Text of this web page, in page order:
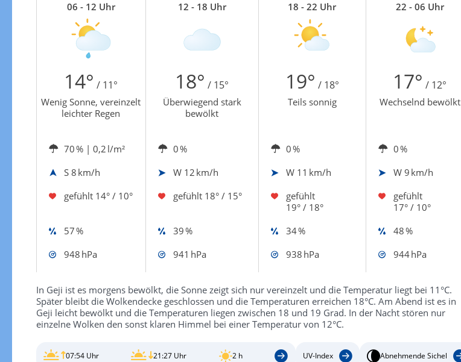
06 - 12 Uhr
12 - 18 Uhr
18 - 22 Uhr
22 - 06 Uhr
14° / 11° 18° / 15° 19° / 18° 17° / 12°
Wenig Sonne, vereinzelt
leichter Regen
Überwiegend stark
bewölkt
Teils sonnig Wechselnd bewölkt
70 % | 0,2 l/m² 0 % 0 %
0 %
S 8 km/h W 12 km/h W 11 km/h W 9 km/h
gefühlt 14° / 10° gefühlt 18° / 15°
gefühlt
19° / 18°
gefühlt
17° / 10°
57 %
39 % 34 %
48 %
948 hPa
941 hPa 938 hPa 944 hPa
In Geji ist es morgens bewölkt, die Sonne zeigt sich nur vereinzelt und die Temperatur liegt bei 11°C.
Später bleibt die Wolkendecke geschlossen und die Temperaturen erreichen 18°C. Am Abend ist es in
Geji leicht bewölkt und die Temperaturen liegen zwischen 18 und 19 Grad. In der Nacht stören nur
einzelne Wolken den sonst klaren Himmel bei einer Temperatur von 12°C.
07:54 Uhr 21:27 Uhr 2 h UV-Index Abnehmende Sichel
Windgeschwindigkeiten in 3h
Zur Windgeschwindigkeitenkarte
Sonnenschein heute
Zur Sonnenscheindauerkarte